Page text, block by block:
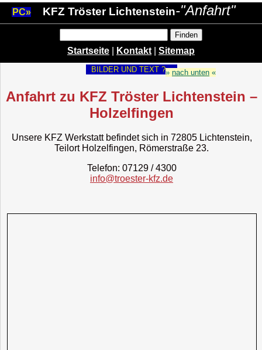
PC» KFZ Tröster Lichtenstein-"Anfahrt"
Startseite Kontakt Sitemap
BILDER UND TEXT ? »
» nach unten «
Anfahrt zu KFZ Tröster Lichtenstein –
Holzelfingen
Unsere KFZ Werkstatt befindet sich in 72805 Lichtenstein,
Teilort Holzelfingen, Römerstraße 23.
Telefon: 07129 / 4300
info@troester-kfz.de